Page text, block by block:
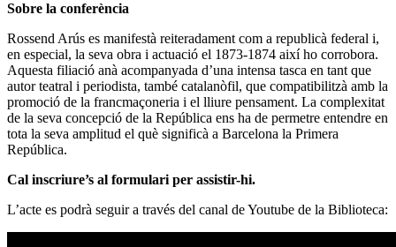
Sobre la conferència
Rossend Arús es manifestà reiteradament com a republicà federal i,
en especial, la seva obra i actuació el 1873-1874 així ho corrobora.
Aquesta filiació anà acompanyada d’una intensa tasca en tant que
autor teatral i periodista, també catalanòfil, que compatibilitzà amb la
promoció de la francmaçoneria i el lliure pensament. La complexitat
de la seva concepció de la República ens ha de permetre entendre en
tota la seva amplitud el què significà a Barcelona la Primera
República.
Cal inscriure’s al formulari per assistir-hi.
L’acte es podrà seguir a través del canal de Youtube de la Biblioteca: